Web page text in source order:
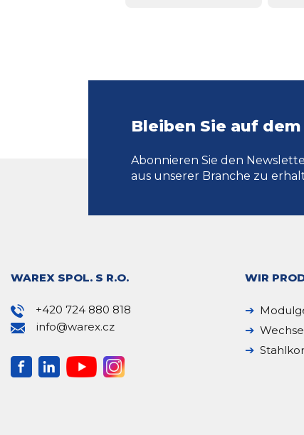
Bleiben Sie auf
Abonnieren Sie den
aus unserer Branche zu
WAREX SPOL. S R.O.
+420 724 880 818
info@warex.cz
WIR